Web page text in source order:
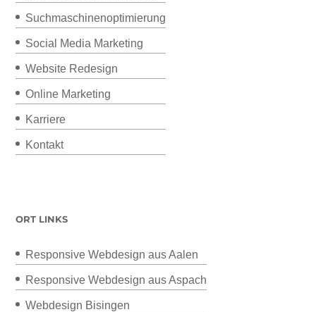
Suchmaschinenoptimierung
Social Media Marketing
Website Redesign
Online Marketing
Karriere
Kontakt
ORT LINKS
Responsive Webdesign aus Aalen
Responsive Webdesign aus Aspach
Webdesign Bisingen